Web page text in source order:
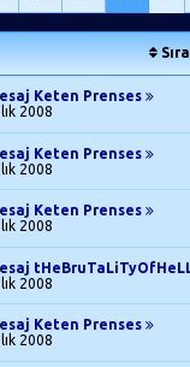
Keten Prenses
2008
Keten Prenses
2008
Keten Prenses
2008
2008
Keten Prenses
2008